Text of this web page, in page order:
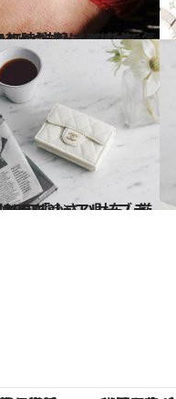
ィトンの新作GMT時計 着けるだけで気分上々、旅したくなる
ック ＆ エッセイ
リーブランドの 「小さい財布」厳選BEST6
ッション